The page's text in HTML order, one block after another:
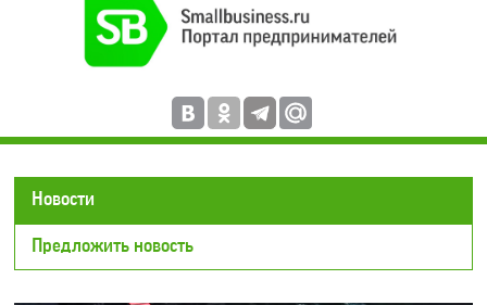
Новости
Предложить новость